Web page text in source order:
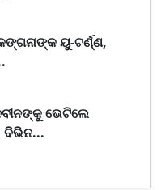
ୟୁ-ଟର୍ଣ୍ଣ,
ଭେଟିଲେ
ବିଭିନ...